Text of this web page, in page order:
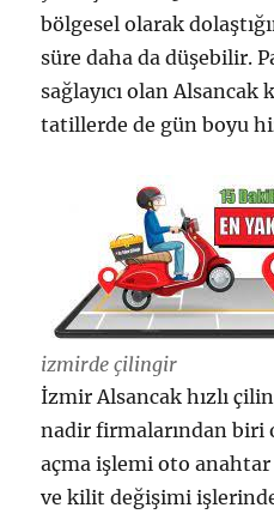
bölgesel olarak
süre daha da düşebilir.
sağlayıcı olan
tatillerde de gün boyu
izmirde çilingir
İzmir Alsancak hızlı
nadir firmalarından biri
açma işlemi oto
ve kilit değişimi